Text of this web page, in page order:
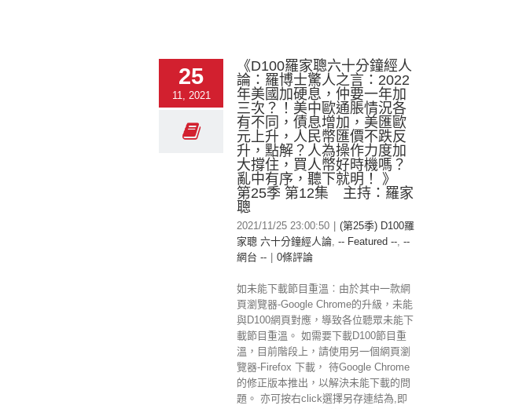
25
11, 2021
《D100羅家聰六十分鐘經人
論：羅博士驚人之言：2022
年美國加硬息，仲要一年加
三次？！美中歐通脹情況各
有不同，債息增加，美匯歐
元上升，人民幣匯價不跌反
升，點解？人為操作力度加
大撐住，買人幣好時機嗎？
亂中有序，聽下就明！ 》
第25季 第12集 主持：羅家
聰
2021/11/25 23:00:50
(第25季) D100羅
家聰 六十分鐘經人論, -- Featured --, --
網台 --
0條評論
如未能下載節目重溫︰由於其中一款網
頁瀏覽器-Google Chrome的升級，未能
與D100網頁對應，導致各位聽眾未能下
載節目重溫。 如需要下載D100節目重
溫，目前階段上，請使用另一個網頁瀏
覽器-Firefox 下載， 待Google Chrome
的修正版本推出，以解決未能下載的問
題。 亦可按右click選擇另存連結為,即